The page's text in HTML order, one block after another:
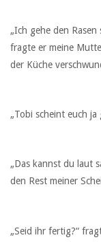
„Ich gehe den
fragte er meine
der Küche
„Tobi scheint euch
„Das kannst du laut
den Rest meiner
„Seid ihr fertig?“